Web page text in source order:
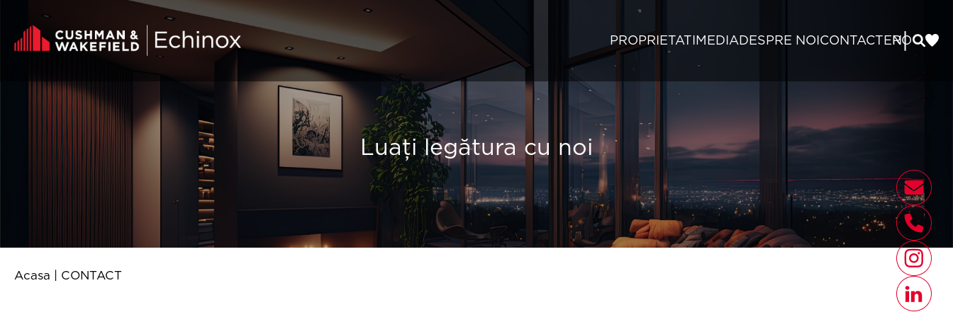
PROPRIETATIMEDIADESPRE NOICONTACTEN|
RO
Luați legătura cu noi
Acasa CONTACT